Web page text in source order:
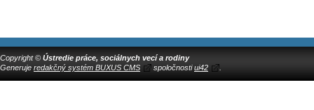
Copyright © Ústredie práce, sociálnych vecí a rodiny
Generuje redakčný systém BUXUS CMS spoločnostiui42